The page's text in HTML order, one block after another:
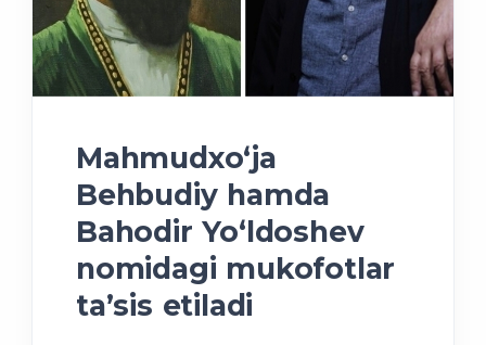
Mahmudxo‘ja
Behbudiy hamda
Bahodir Yo‘ldoshev
nomidagi mukofotlar
taʼsis etiladi